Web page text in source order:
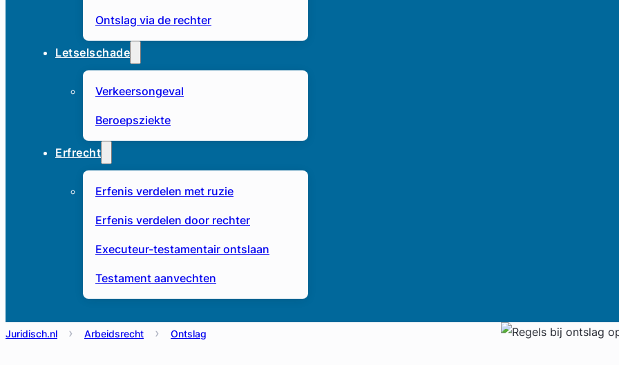
Ontslag via de rechter
Letselschade
Verkeersongeval
Beroepsziekte
Erfrecht
Erfenis verdelen met ruzie
Erfenis verdelen door rechter
Executeur-testamentair ontslaan
Testament aanvechten
Juridisch.nl Arbeidsrecht Ontslag